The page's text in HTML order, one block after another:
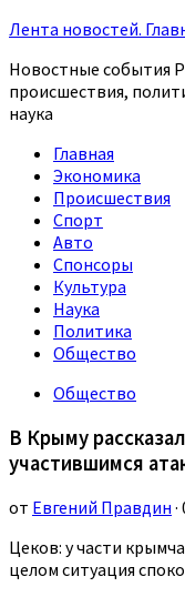
Лента новостей.
Новостные события
происшествия,
наука
Главная
Экономика
Происшествия
Спорт
Авто
Спонсоры
Культура
Наука
Политика
Общество
Общество
В Крыму
участившимся
от Евгений Правдин
Цеков: у части
целом ситуация